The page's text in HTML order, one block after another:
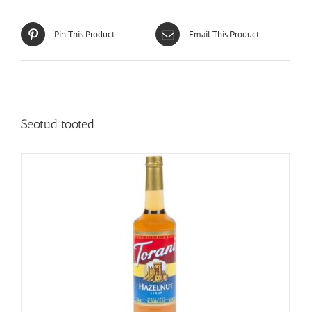
Pin This Product Email This Product
Seotud tooted